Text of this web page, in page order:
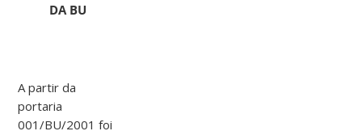
DA BU
A partir da
portaria
001/BU/2001 foi